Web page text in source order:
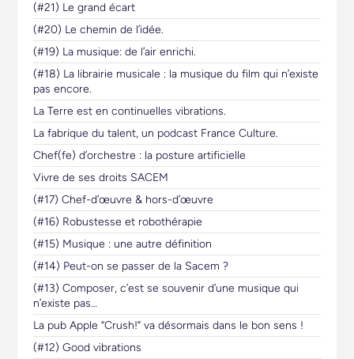
(#21) Le grand écart
(#20) Le chemin de l’idée.
(#19) La musique: de l’air enrichi.
(#18) La librairie musicale : la musique du film qui n’existe
pas encore.
La Terre est en continuelles vibrations.
La fabrique du talent, un podcast France Culture.
Chef(fe) d’orchestre : la posture artificielle
Vivre de ses droits SACEM
(#17) Chef-d’œuvre & hors-d’œuvre
(#16) Robustesse et robothérapie
(#15) Musique : une autre définition
(#14) Peut-on se passer de la Sacem ?
(#13) Composer, c’est se souvenir d’une musique qui
n’existe pas…
La pub Apple “Crush!” va désormais dans le bon sens !
(#12) Good vibrations